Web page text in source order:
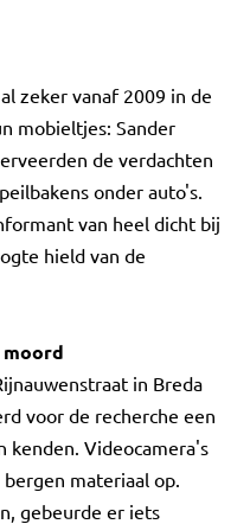
zeker vanaf 2009 in de
mobieltjes: Sander
de verdachten
onder auto's.
van heel dicht bij
hield van de
in Breda
voor de recherche een
kenden. Videocamera's
materiaal op.
gebeurde er iets